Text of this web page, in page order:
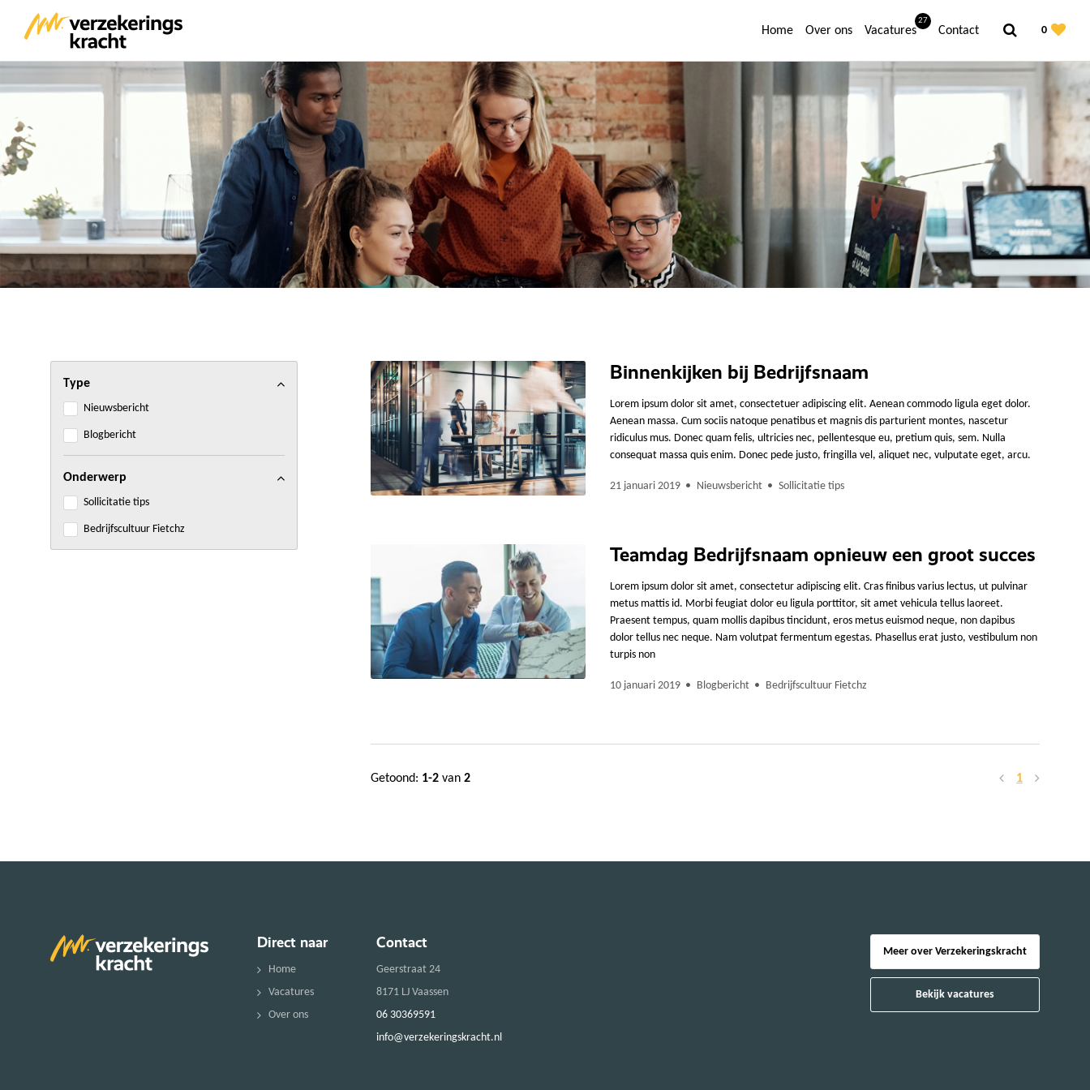
0
Home Over ons Vacatures
27
Contact
Type
Nieuwsbericht
Blogbericht
Onderwerp
Sollicitatie tips
Bedrijfscultuur Fietchz
Binnenkijken bij Bedrijfsnaam
Lorem ipsum dolor sit amet, consectetuer adipiscing elit. Aenean commodo ligula eget dolor.
Aenean massa. Cum sociis natoque penatibus et magnis dis parturient montes, nascetur
ridiculus mus. Donec quam felis, ultricies nec, pellentesque eu, pretium quis, sem. Nulla
consequat massa quis enim. Donec pede justo, fringilla vel, aliquet nec, vulputate eget, arcu.
21 januari 2019 Nieuwsbericht Sollicitatie tips
Teamdag Bedrijfsnaam opnieuw een groot succes
Lorem ipsum dolor sit amet, consectetur adipiscing elit. Cras finibus varius lectus, ut pulvinar
metus mattis id. Morbi feugiat dolor eu ligula porttitor, sit amet vehicula tellus laoreet.
Praesent tempus, quam mollis dapibus tincidunt, eros metus euismod neque, non dapibus
dolor tellus nec neque. Nam volutpat fermentum egestas. Phasellus erat justo, vestibulum non
turpis non
10 januari 2019 Blogbericht Bedrijfscultuur Fietchz
Getoond: 1-2 van 2 1
Direct naar
Home
Vacatures
Over ons
Contact
Geerstraat 24
8171 LJ Vaassen
06 30369591
info@verzekeringskracht.nl
Meer over Verzekeringskracht
Bekijk vacatures